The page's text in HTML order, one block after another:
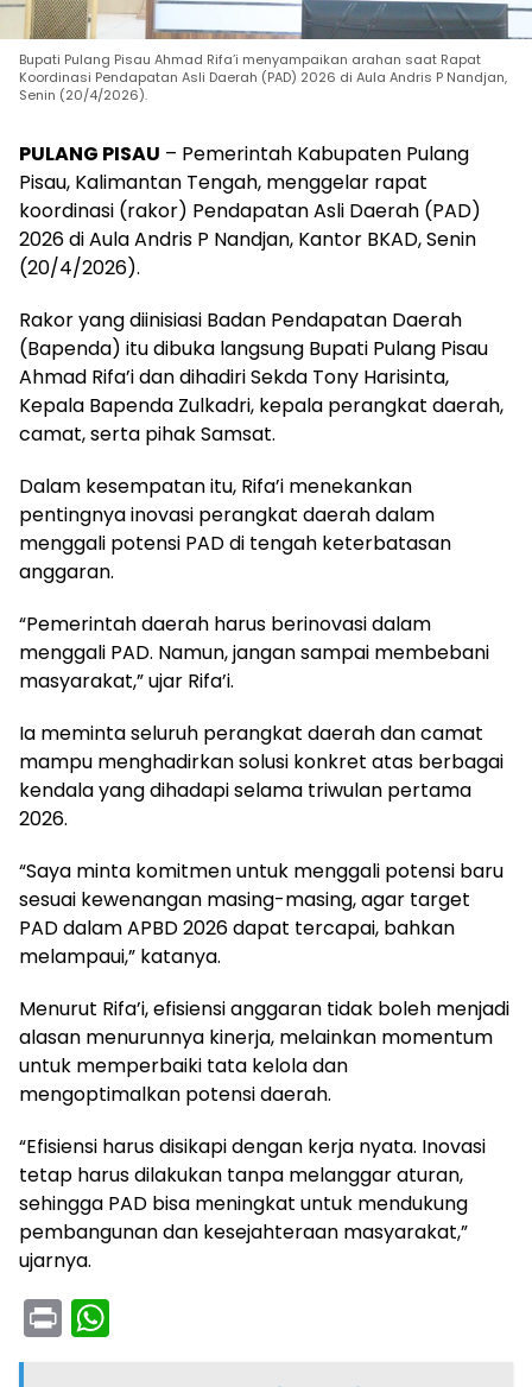
Bupati Pulang Pisau Ahmad Rifa’i menyampaikan arahan saat Rapat
Koordinasi Pendapatan Asli Daerah (PAD) 2026 di Aula Andris P Nandjan,
Senin (20/4/2026).
PULANG PISAU – Pemerintah Kabupaten Pulang
Pisau, Kalimantan Tengah, menggelar rapat
koordinasi (rakor) Pendapatan Asli Daerah (PAD)
2026 di Aula Andris P Nandjan, Kantor BKAD, Senin
(20/4/2026).
Rakor yang diinisiasi Badan Pendapatan Daerah
(Bapenda) itu dibuka langsung Bupati Pulang Pisau
Ahmad Rifa’i dan dihadiri Sekda Tony Harisinta,
Kepala Bapenda Zulkadri, kepala perangkat daerah,
camat, serta pihak Samsat.
Dalam kesempatan itu, Rifa’i menekankan
pentingnya inovasi perangkat daerah dalam
menggali potensi PAD di tengah keterbatasan
anggaran.
“Pemerintah daerah harus berinovasi dalam
menggali PAD. Namun, jangan sampai membebani
masyarakat,” ujar Rifa’i.
Ia meminta seluruh perangkat daerah dan camat
mampu menghadirkan solusi konkret atas berbagai
kendala yang dihadapi selama triwulan pertama
2026.
“Saya minta komitmen untuk menggali potensi baru
sesuai kewenangan masing-masing, agar target
PAD dalam APBD 2026 dapat tercapai, bahkan
melampaui,” katanya.
Menurut Rifa’i, efisiensi anggaran tidak boleh menjadi
alasan menurunnya kinerja, melainkan momentum
untuk memperbaiki tata kelola dan
mengoptimalkan potensi daerah.
“Efisiensi harus disikapi dengan kerja nyata. Inovasi
tetap harus dilakukan tanpa melanggar aturan,
sehingga PAD bisa meningkat untuk mendukung
pembangunan dan kesejahteraan masyarakat,”
ujarnya.
Pr
in